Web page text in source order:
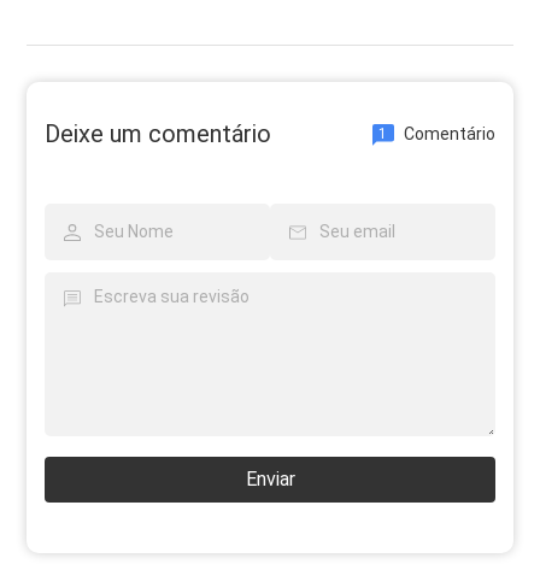
Deixe um comentário 1 Comentário
Enviar